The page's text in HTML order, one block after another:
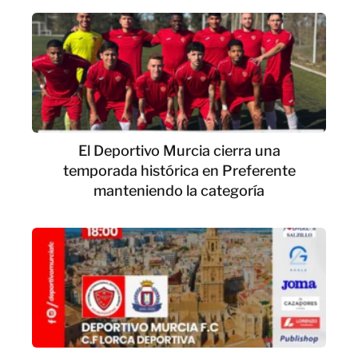
El Deportivo Murcia cierra una
temporada histórica en Preferente
manteniendo la categoría